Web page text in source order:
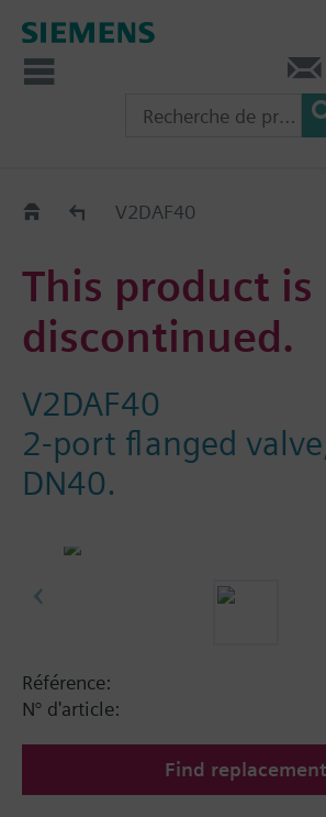
Old2NewV2DAF40
This product is
discontinued.
V2DAF40
2-port flanged
DN40.
Référence:
N° d'article:
Find replacement